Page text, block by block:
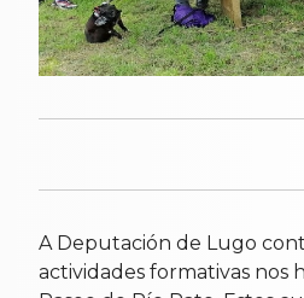
A Deputación de Lugo
actividades formativas nos